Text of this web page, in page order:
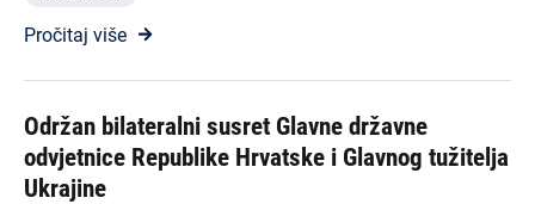
Pročitaj više
Održan bilateralni susret Glavne državne
odvjetnice Republike Hrvatske i Glavnog tužitelja
Ukrajine